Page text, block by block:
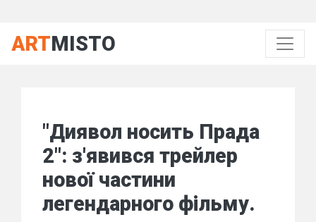
ARTMISTO
"Диявол носить Прада
2": з'явився трейлер
нової частини
легендарного фільму.